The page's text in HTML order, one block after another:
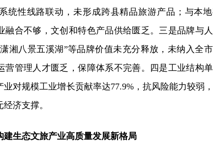
统性线路联动，未形成跨县精品旅游产品；与本
融合不够，文创和特色产品供给匮乏。三是品牌与
湘八景五溪湖”等品牌价值未充分释放，未纳入全
营管理人才匮乏，保障体系不完善。四是工业结构
业对规模工业增长贡献率达77.9%，抗风险能力较弱
济支撑。
建生态文旅产业高质量发展新格局